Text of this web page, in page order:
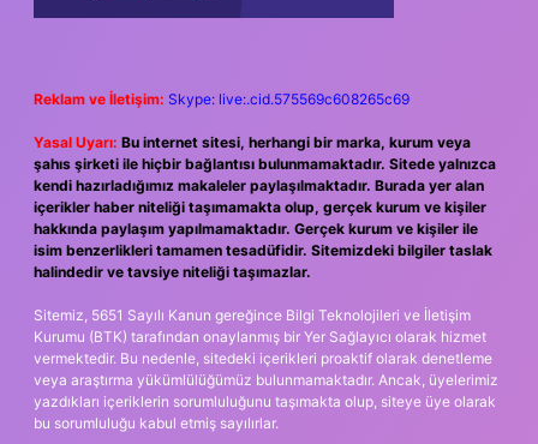
Reklam ve İletişim: Skype: live:.cid.575569c608265c69
Yasal Uyarı: Bu internet sitesi, herhangi bir marka, kurum veya
şahıs şirketi ile hiçbir bağlantısı bulunmamaktadır. Sitede yalnızca
kendi hazırladığımız makaleler paylaşılmaktadır. Burada yer alan
içerikler haber niteliği taşımamakta olup, gerçek kurum ve kişiler
hakkında paylaşım yapılmamaktadır. Gerçek kurum ve kişiler ile
isim benzerlikleri tamamen tesadüfidir. Sitemizdeki bilgiler taslak
halindedir ve tavsiye niteliği taşımazlar.
Sitemiz, 5651 Sayılı Kanun gereğince Bilgi Teknolojileri ve İletişim
Kurumu (BTK) tarafından onaylanmış bir Yer Sağlayıcı olarak hizmet
vermektedir. Bu nedenle, sitedeki içerikleri proaktif olarak denetleme
veya araştırma yükümlülüğümüz bulunmamaktadır. Ancak, üyelerimiz
yazdıkları içeriklerin sorumluluğunu taşımakta olup, siteye üye olarak
bu sorumluluğu kabul etmiş sayılırlar.